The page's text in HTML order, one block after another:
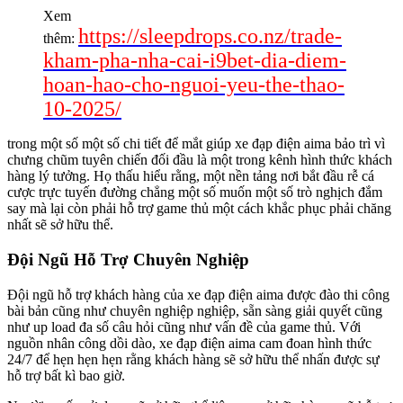
Xem
thêm: https://sleepdrops.co.nz/trade-
kham-pha-nha-cai-i9bet-dia-diem-
hoan-hao-cho-nguoi-yeu-the-thao-
10-2025/
trong một số một số chi tiết để mắt giúp xe đạp điện aima bảo trì vì
chưng chũm tuyên chiến đối đầu là một trong kênh hình thức khách
hàng lý tưởng. Họ thấu hiểu rằng, một nền tảng nơi bắt đầu rễ cá
cược trực tuyến đường chẳng một số muốn một số trò nghịch đắm
say mà lại còn phải hỗ trợ game thủ một cách khắc phục phải chăng
nhất sẽ sở hữu thể.
Đội Ngũ Hỗ Trợ Chuyên Nghiệp
Đội ngũ hỗ trợ khách hàng của xe đạp điện aima được đào thi công
bài bản cũng như chuyên nghiệp nghiệp, sẵn sàng giải quyết cũng
như up load đa số câu hỏi cũng như vấn đề của game thủ. Với
nguồn nhân công dồi dào, xe đạp điện aima cam đoan hình thức
24/7 để hẹn hẹn hẹn rằng khách hàng sẽ sở hữu thể nhấn được sự
hỗ trợ bất kì bao giờ.